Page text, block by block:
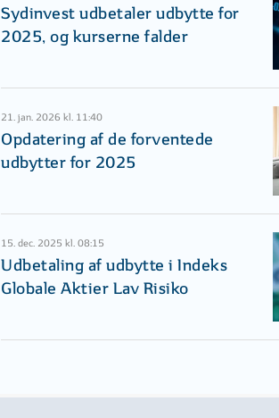
Sydinvest udbetaler udbytte for
2025, og kurserne falder
21. jan. 2026 kl. 11:40
Opdatering af de forventede
udbytter for 2025
15. dec. 2025 kl. 08:15
Udbetaling af udbytte i Indeks
Globale Aktier Lav Risiko